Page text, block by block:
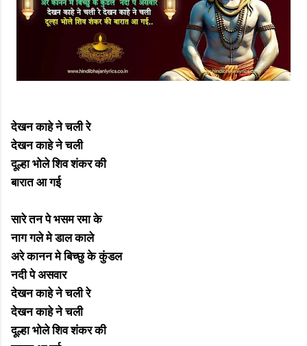
देखन काहे ने चली रे
देखन काहे ने चली
दूल्हा भोले शिव शंकर की
बारात आ गई
सारे तन पे भसम रमा के
नाग गले मे डाल काले
अरे कानन मे बिच्छु के कुंडल
नदी पे असवार
देखन काहे ने चली रे
देखन काहे ने चली
दूल्हा भोले शिव शंकर की